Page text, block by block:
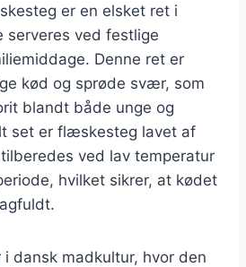
er en elsket ret i
serveres ved festlige
Denne ret er
kød og sprøde svær, som
blandt både unge og
set er flæskesteg lavet af
ved lav temperatur
hvilket sikrer, at kødet
dansk madkultur, hvor den